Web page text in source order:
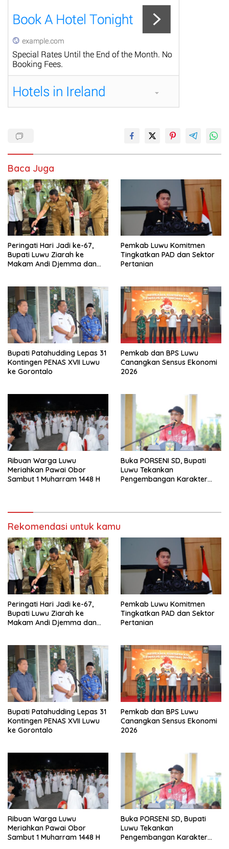
Baca Juga
Peringati Hari Jadi ke-67,
Bupati Luwu Ziarah ke
Makam Andi Djemma dan
Pemkab Luwu Komitmen
Tingkatkan PAD dan Sektor
Pertanian
Bupati Patahudding Lepas 31
Kontingen PENAS XVII Luwu
ke Gorontalo
Pemkab dan BPS Luwu
Canangkan Sensus Ekonomi
2026
Ribuan Warga Luwu
Meriahkan Pawai Obor
Sambut 1 Muharram 1448 H
Buka PORSENI SD, Bupati
Luwu Tekankan
Pengembangan Karakter
Rekomendasi untuk kamu
Peringati Hari Jadi ke-67,
Bupati Luwu Ziarah ke
Makam Andi Djemma dan
Pemkab Luwu Komitmen
Tingkatkan PAD dan Sektor
Pertanian
Bupati Patahudding Lepas 31
Kontingen PENAS XVII Luwu
ke Gorontalo
Pemkab dan BPS Luwu
Canangkan Sensus Ekonomi
2026
Ribuan Warga Luwu
Meriahkan Pawai Obor
Sambut 1 Muharram 1448 H
Buka PORSENI SD, Bupati
Luwu Tekankan
Pengembangan Karakter